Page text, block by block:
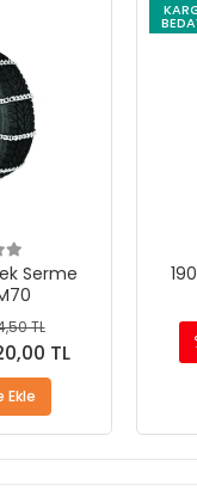
Serme
TL
TL
Ekle